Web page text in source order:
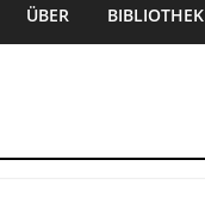
ÜBER BIBLIOTHEK